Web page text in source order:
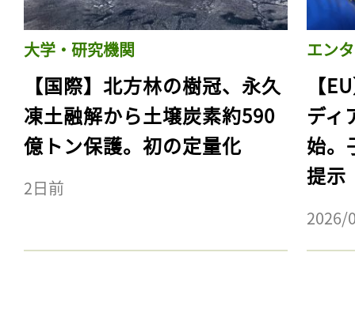
大学・研究機関
【国際】北方林の樹冠、永久
凍土融解から土壌炭素約590
億トン保護。初の定量化
2日前
エン
【
ディ
始。
提示
2026/